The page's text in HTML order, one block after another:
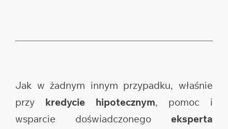
Jak w żadnym innym przypadku, właśnie
przy kredycie hipotecznym, pomoc i
wsparcie doświadczonego eksperta